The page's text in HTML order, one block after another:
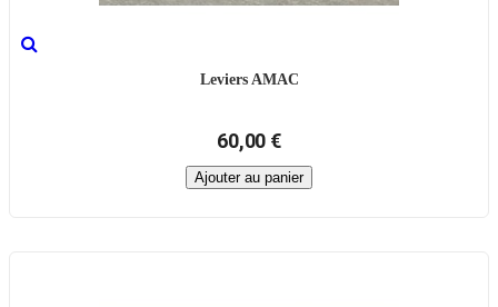
Leviers AMAC
60,00 €
Ajouter au panier